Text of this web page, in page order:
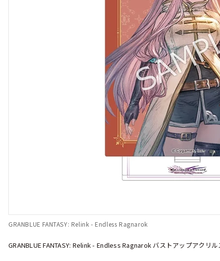
GRANBLUE FANTASY: Relink - Endless Ragnarok
GRANBLUE FANTASY: Relink - Endless Ragnarok バストアップアクリ